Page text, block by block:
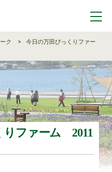
ク
今日の万田びっくりファー
りファーム 2011